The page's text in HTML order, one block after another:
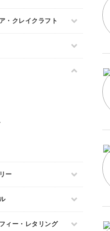
刺繍
ト
アート
・クレイクラフト
ー
リー
ィー・レタリング